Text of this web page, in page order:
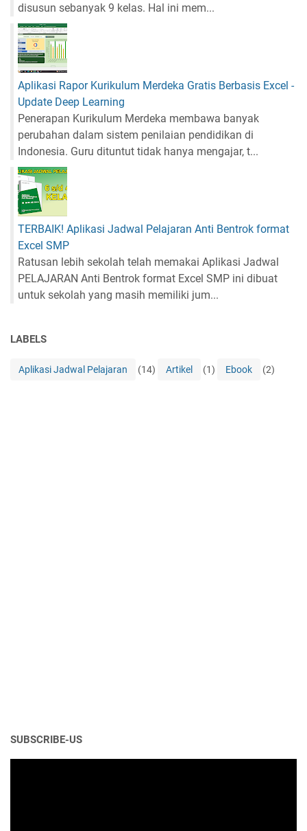
disusun sebanyak 9 kelas. Hal ini mem...
Aplikasi Rapor Kurikulum Merdeka Gratis Berbasis Excel -
Update Deep Learning
Penerapan Kurikulum Merdeka membawa banyak
perubahan dalam sistem penilaian pendidikan di
Indonesia. Guru dituntut tidak hanya mengajar, t...
TERBAIK! Aplikasi Jadwal Pelajaran Anti Bentrok format
Excel SMP
Ratusan lebih sekolah telah memakai Aplikasi Jadwal
PELAJARAN Anti Bentrok format Excel SMP ini dibuat
untuk sekolah yang masih memiliki jum...
LABELS
Aplikasi Jadwal Pelajaran (14) Artikel (1) Ebook (2)
SUBSCRIBE-US